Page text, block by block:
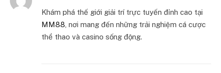
Khám phá thế giới giải trí trực tuyến đỉnh cao tại
MM88, nơi mang đến những trải nghiệm cá cược
thể thao và casino sống động.